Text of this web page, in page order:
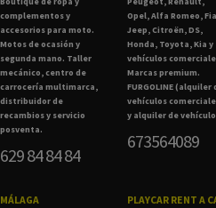
complementos y
accesorios para moto.
Motos de ocasión y
segunda mano. Taller
mecánico, centro de
carrocería multimarca,
distribuidor de
recambios y servicio
posventa.
629 84 84 84
Opel, Alfa Romeo,
Jeep, Citroën, DS,
Honda, Toyota, Kia y
vehículos
Marcas premium.
FURGOLINE (alquiler
vehículos
y alquiler de
673564089
MÁLAGA PLAYCAR RENT A